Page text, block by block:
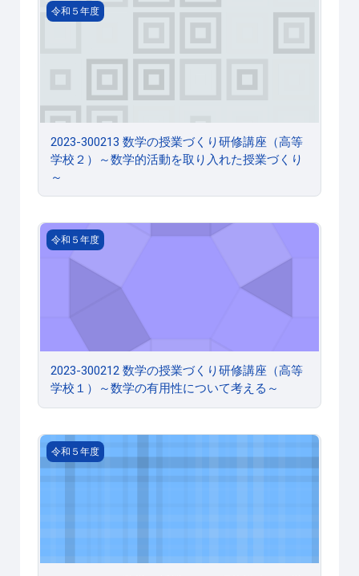
2023-300213 数学の授業づくり研修講座（高等学校２）
令和５年度
2023-300213 数学の授業づくり研修講座（高等
学校２）～数学的活動を取り入れた授業づくり
～
2023-300212 数学の授業づくり研修講座（高等学校１）
令和５年度
2023-300212 数学の授業づくり研修講座（高等
学校１）～数学の有用性について考える～
2023-300211 数学の授業づくり研修講座（中学校）
令和５年度